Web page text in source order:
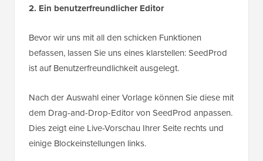
2. Ein benutzerfreundlicher Editor
Bevor wir uns mit all den schicken Funktionen
befassen, lassen Sie uns eines klarstellen: SeedProd
ist auf Benutzerfreundlichkeit ausgelegt.
Nach der Auswahl einer Vorlage können Sie diese mit
dem Drag-and-Drop-Editor von SeedProd anpassen.
Dies zeigt eine Live-Vorschau Ihrer Seite rechts und
einige Blockeinstellungen links.